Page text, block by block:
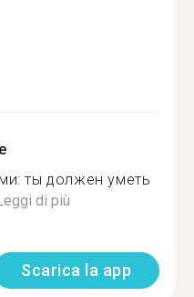
ты должен уметь
di più
Scarica la app